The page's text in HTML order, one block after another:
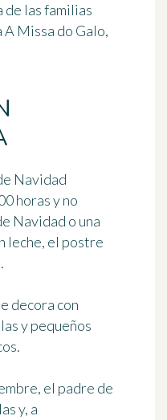
de las familias
A Missa do Galo,
Navidad
horas y no
Navidad o una
leche, el postre
decora con
y pequeños
.
el padre de
y, a